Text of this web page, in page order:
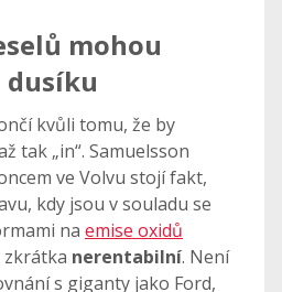
mohou
dusíku
kvůli tomu, že by
tak „in“. Samuelsson
ve Volvu stojí fakt,
kdy jsou v souladu se
na emise oxidů
zkrátka nerentabilní. Není
s giganty jako Ford,